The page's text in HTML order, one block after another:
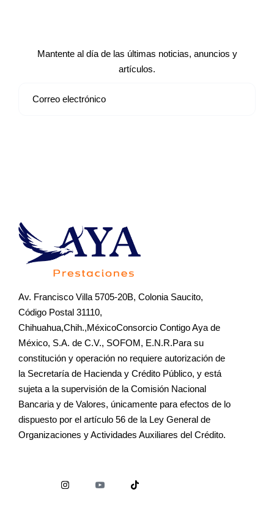
Mantente al día de las últimas noticias, anuncios y
artículos.
Av. Francisco Villa 5705-20B, Colonia Saucito,
Código Postal 31110,
Chihuahua,Chih.,MéxicoConsorcio Contigo Aya de
México, S.A. de C.V., SOFOM, E.N.R.Para su
constitución y operación no requiere autorización de
la Secretaría de Hacienda y Crédito Público, y está
sujeta a la supervisión de la Comisión Nacional
Bancaria y de Valores, únicamente para efectos de lo
dispuesto por el artículo 56 de la Ley General de
Organizaciones y Actividades Auxiliares del Crédito.